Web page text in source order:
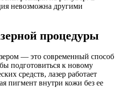
невозможна другими
процедуры
— это современный способ
подготовиться к новому
средств, лазер работает
пигмент внутри кожи без ее